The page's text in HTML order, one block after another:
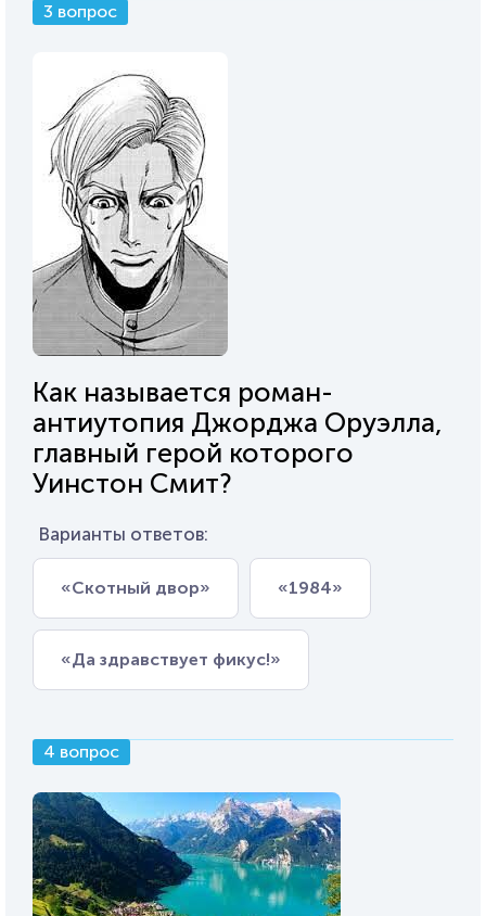
3 вопрос
Как называется роман-
антиутопия Джорджа Оруэлла,
главный герой которого
Уинстон Смит?
Варианты ответов:
«Скотный двор» «1984»
«Да здравствует фикус!»
4 вопрос